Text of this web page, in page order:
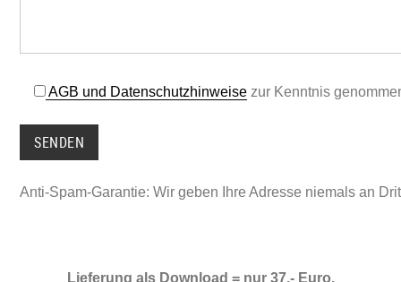
AGB und Datenschutzhinweise zur Kenntnis
Anti-Spam-Garantie: Wir geben Ihre Adresse niemals an
Lieferung als Download = nur 37,- Euro.